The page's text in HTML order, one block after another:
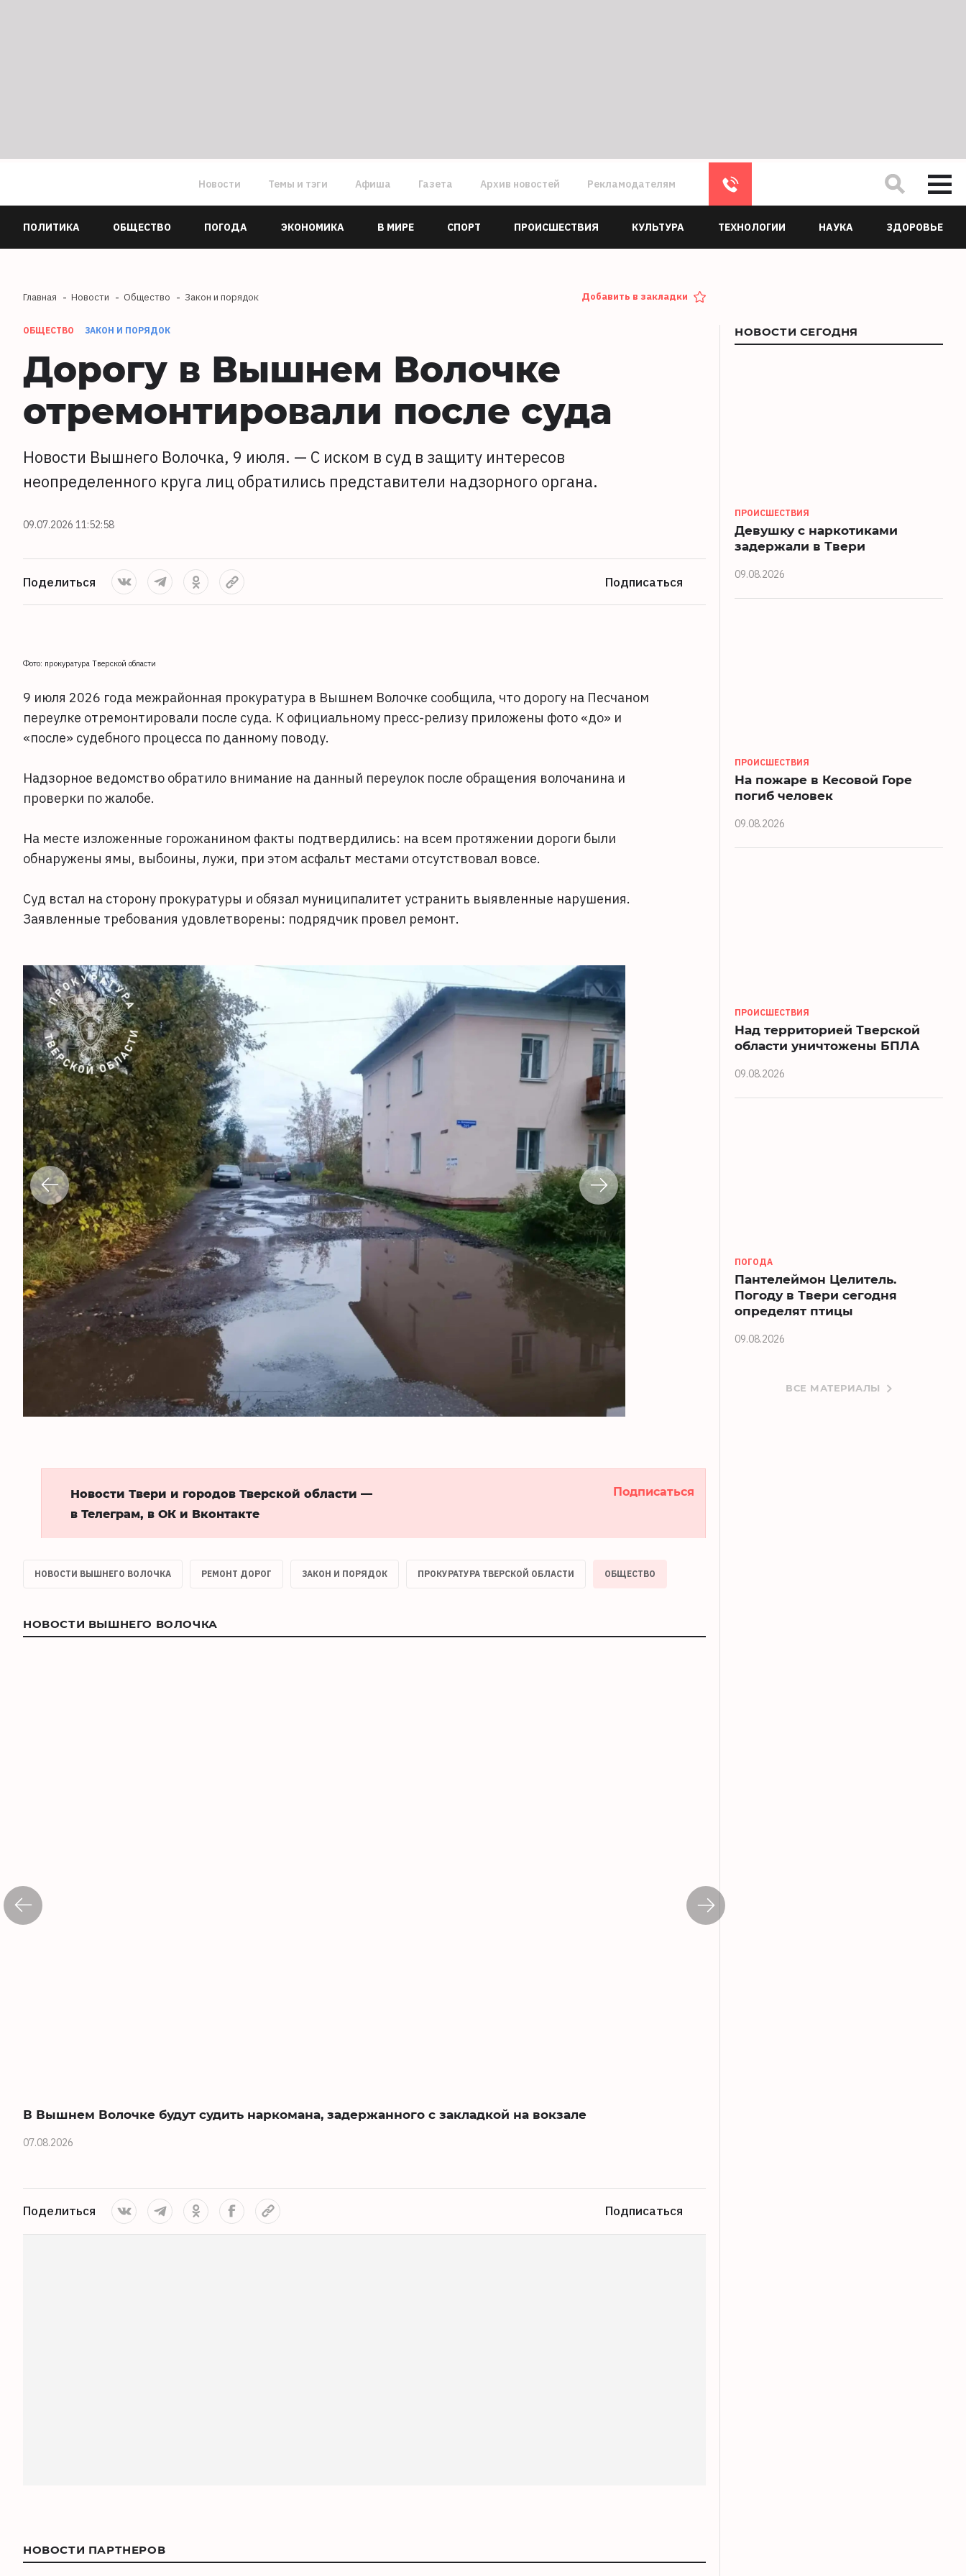
Новости Темы и тэги Афиша Газета Архив новостей Рекламодателям
ПОЛИТИКА ОБЩЕСТВО ПОГОДА ЭКОНОМИКА В МИРЕ СПОРТ ПРОИСШЕСТВИЯ КУЛЬТУРА ТЕХНОЛОГИИ НАУКА ЗДОРОВЬЕ
Главная Новости Общество Закон и порядок Добавить в закладки
ОБЩЕСТВО ЗАКОН И ПОРЯДОК
Дорогу в Вышнем Волочке
отремонтировали после суда
Новости Вышнего Волочка, 9 июля. — С иском в суд в защиту интересов
неопределенного круга лиц обратились представители надзорного органа.
09.07.2026 11:52:58
Поделиться Подписаться
Фото: прокуратура Тверской области
9 июля 2026 года межрайонная прокуратура в Вышнем Волочке сообщила, что дорогу на Песчаном
переулке отремонтировали после суда. К официальному пресс-релизу приложены фото «до» и
«после» судебного процесса по данному поводу.
Надзорное ведомство обратило внимание на данный переулок после обращения волочанина и
проверки по жалобе.
На месте изложенные горожанином факты подтвердились: на всем протяжении дороги были
обнаружены ямы, выбоины, лужи, при этом асфальт местами отсутствовал вовсе.
Суд встал на сторону прокуратуры и обязал муниципалитет устранить выявленные нарушения.
Заявленные требования удовлетворены: подрядчик провел ремонт.
Новости Твери и городов Тверской области —
в Телеграм, в ОК и Вконтакте
Подписаться
НОВОСТИ ВЫШНЕГО ВОЛОЧКА РЕМОНТ ДОРОГ ЗАКОН И ПОРЯДОК ПРОКУРАТУРА ТВЕРСКОЙ ОБЛАСТИ ОБЩЕСТВО
НОВОСТИ ВЫШНЕГО ВОЛОЧКА
В Вышнем Волочке будут судить наркомана, задержанного с закладкой на вокзале
07.08.2026
Поделиться Подписаться
НОВОСТИ ПАРТНЕРОВ
НОВОСТИ СЕГОДНЯ
ПРОИСШЕСТВИЯ
Девушку с наркотиками
задержали в Твери
09.08.2026
ПРОИСШЕСТВИЯ
На пожаре в Кесовой Горе
погиб человек
09.08.2026
ПРОИСШЕСТВИЯ
Над территорией Тверской
области уничтожены БПЛА
09.08.2026
ПОГОДА
Пантелеймон Целитель.
Погоду в Твери сегодня
определят птицы
09.08.2026
ВСЕ МАТЕРИАЛЫ